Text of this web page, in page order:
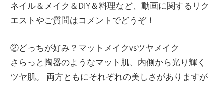
ネイル＆メイク＆DIY＆料理など、動画に関するリク
エストやご質問はコメントでどうぞ！
②どっちが好み？マットメイクvsツヤメイク
さらっと陶器のようなマット肌、内側から光り輝く
ツヤ肌。 両方ともにそれぞれの美しさがありますが